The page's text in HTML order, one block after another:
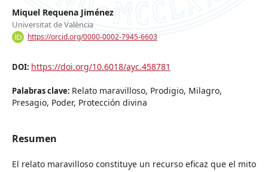
Miquel Requena Jiménez
Universitat de València
https://orcid.org/0000-0002-7945-6603
DOI: https://doi.org/10.6018/ayc.458781
Palabras clave: Relato maravilloso, Prodigio, Milagro,
Presagio, Poder, Protección divina
Resumen
El relato maravilloso constituye un recurso eficaz que el mito